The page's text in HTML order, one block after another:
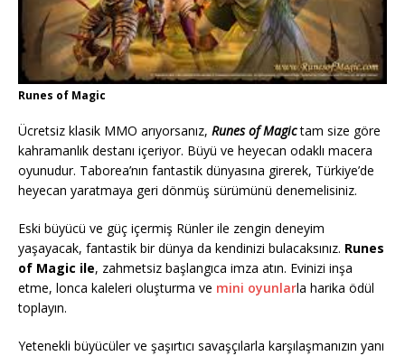
Runes of Magic
Ücretsiz klasik MMO arıyorsanız, Runes of Magictam size göre
kahramanlık destanı içeriyor. Büyü ve heyecan odaklı macera
oyunudur. Taborea’nın fantastik dünyasına girerek, Türkiye’de
heyecan yaratmaya geri dönmüş sürümünü denemelisiniz.
Eski büyücü ve güç içermiş Rünler ile zengin deneyim
yaşayacak, fantastik bir dünya da kendinizi bulacaksınız. Runes
of Magic ile, zahmetsiz başlangıca imza atın. Evinizi inşa
etme, lonca kaleleri oluşturma ve mini oyunlarla harika ödül
toplayın.
Yetenekli büyücüler ve şaşırtıcı savaşçılarla karşılaşmanızın yanı